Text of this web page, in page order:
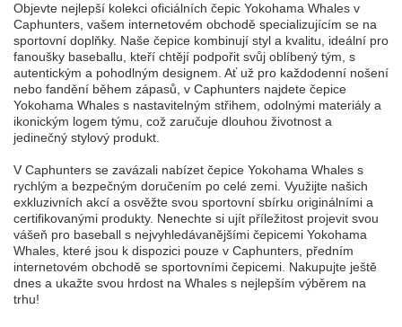
Objevte nejlepší kolekci oficiálních čepic Yokohama Whales v
Caphunters, vašem internetovém obchodě specializujícím se na
sportovní doplňky. Naše čepice kombinují styl a kvalitu, ideální pro
fanoušky baseballu, kteří chtějí podpořit svůj oblíbený tým, s
autentickým a pohodlným designem. Ať už pro každodenní nošení
nebo fandění během zápasů, v Caphunters najdete čepice
Yokohama Whales s nastavitelným střihem, odolnými materiály a
ikonickým logem týmu, což zaručuje dlouhou životnost a
jedinečný stylový produkt.
V Caphunters se zavázali nabízet čepice Yokohama Whales s
rychlým a bezpečným doručením po celé zemi. Využijte našich
exkluzivních akcí a osvěžte svou sportovní sbírku originálními a
certifikovanými produkty. Nenechte si ujít příležitost projevit svou
vášeň pro baseball s nejvyhledávanějšími čepicemi Yokohama
Whales, které jsou k dispozici pouze v Caphunters, předním
internetovém obchodě se sportovními čepicemi. Nakupujte ještě
dnes a ukažte svou hrdost na Whales s nejlepším výběrem na
trhu!